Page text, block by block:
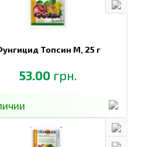
Сад является эксклюзивным
Топсин М, 25 г
53.00 грн.